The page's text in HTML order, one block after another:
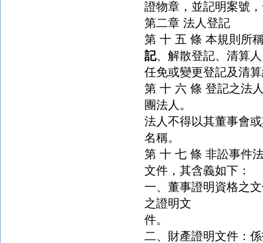
證物章，並記明案號
第二章 法人登記
第 十 五 條 本規則所
記、 解散登記、 清算人
任免或變更登記及清
第 十 六 條 登記之法
團法人。
法人不得以其董事會
名稱。
第 十 七 條 非訟事件
文件，其含義如下：
一、董事證明資格之
之證明文
件。
二、財產證明文件：